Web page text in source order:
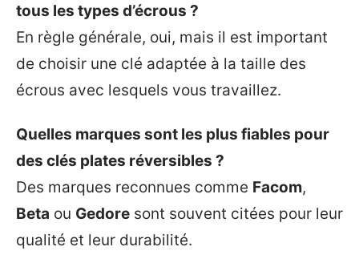
tous les types d’écrous ?
En règle générale, oui, mais il est important
de choisir une clé adaptée à la taille des
écrous avec lesquels vous travaillez.
Quelles marques sont les plus fiables pour
des clés plates réversibles ?
Des marques reconnues comme Facom,
Beta ou Gedore sont souvent citées pour leur
qualité et leur durabilité.